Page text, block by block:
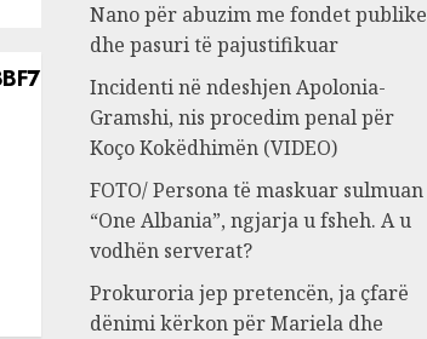
Nano për abuzim me fondet publike
dhe pasuri të pajustifikuar
Incidenti në ndeshjen Apolonia-
Gramshi, nis procedim penal për
Koço Kokëdhimën (VIDEO)
FOTO/ Persona të maskuar sulmuan
“One Albania”, ngjarja u fsheh. A u
vodhën serverat?
Prokuroria jep pretencën, ja çfarë
dënimi kërkon për Mariela dhe